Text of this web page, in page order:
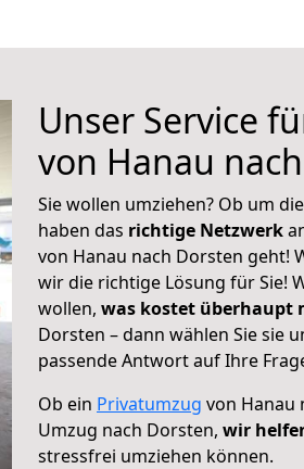
Unser Service
von Hanau
Sie wollen umziehen? Ob um
haben das richtige Netzwerk
von Hanau nach Dorsten geht!
wir die richtige Lösung für Sie!
wollen, was kostet überhaupt
Dorsten – dann wählen Sie sie
passende Antwort auf Ihre
Ob ein Privatumzug von Hanau
Umzug nach Dorsten, wir
stressfrei umziehen können.